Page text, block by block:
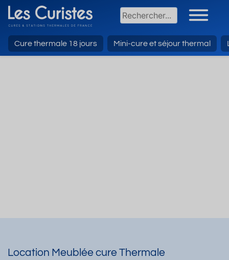
Cure thermale 18 jours Mini-cure et séjour thermal
Location Meublée cure Thermale